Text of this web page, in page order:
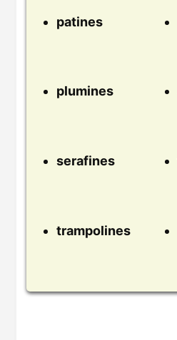
patines
plumines
serafines
trampolines